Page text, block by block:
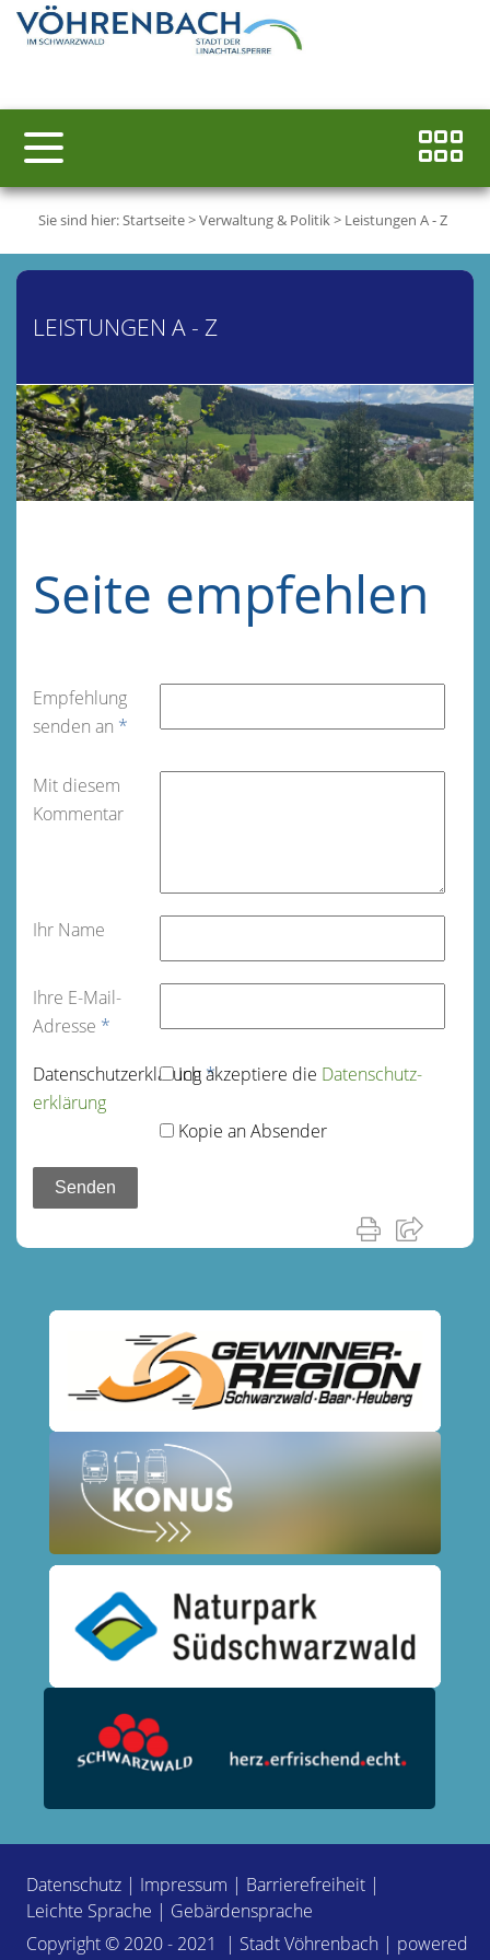
Sie sind hier:Startseite>Verwaltung & Politik> Leistungen A - Z
LEISTUNGEN A - Z
Seite empfehlen
Empfehlung
senden an *
Mit diesem
Kommentar
Ihr Name
Ihre E-Mail-
Adresse *
Datenschutz­erklärung*
Ich akzeptiere die Datenschutz­
erklärung
Kopie an Absender
Datenschutz | Impressum | Barrierefreiheit |
Leichte Sprache | Gebärdensprache
Copyright © 2020 - 2021 | Stadt Vöhrenbach | powered